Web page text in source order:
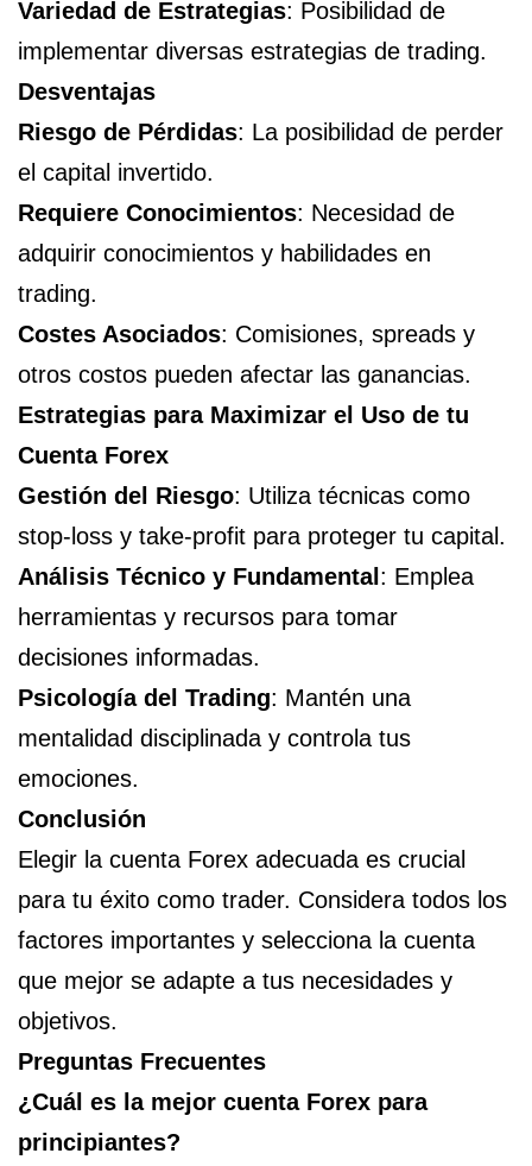
Variedad de Estrategias: Posibilidad de
implementar diversas estrategias de trading.
Desventajas
Riesgo de Pérdidas: La posibilidad de perder
el capital invertido.
Requiere Conocimientos: Necesidad de
adquirir conocimientos y habilidades en
trading.
Costes Asociados: Comisiones, spreads y
otros costos pueden afectar las ganancias.
Estrategias para Maximizar el Uso de tu
Cuenta Forex
Gestión del Riesgo: Utiliza técnicas como
stop-loss y take-profit para proteger tu capital.
Análisis Técnico y Fundamental : Emplea
herramientas y recursos para tomar
decisiones informadas.
Psicología del Trading: Mantén una
mentalidad disciplinada y controla tus
emociones.
Conclusión
Elegir la cuenta Forex adecuada es crucial
para tu éxito como trader. Considera todos los
factores importantes y selecciona la cuenta
que mejor se adapte a tus necesidades y
objetivos.
Preguntas Frecuentes
¿Cuál es la mejor cuenta Forex para
principiantes?